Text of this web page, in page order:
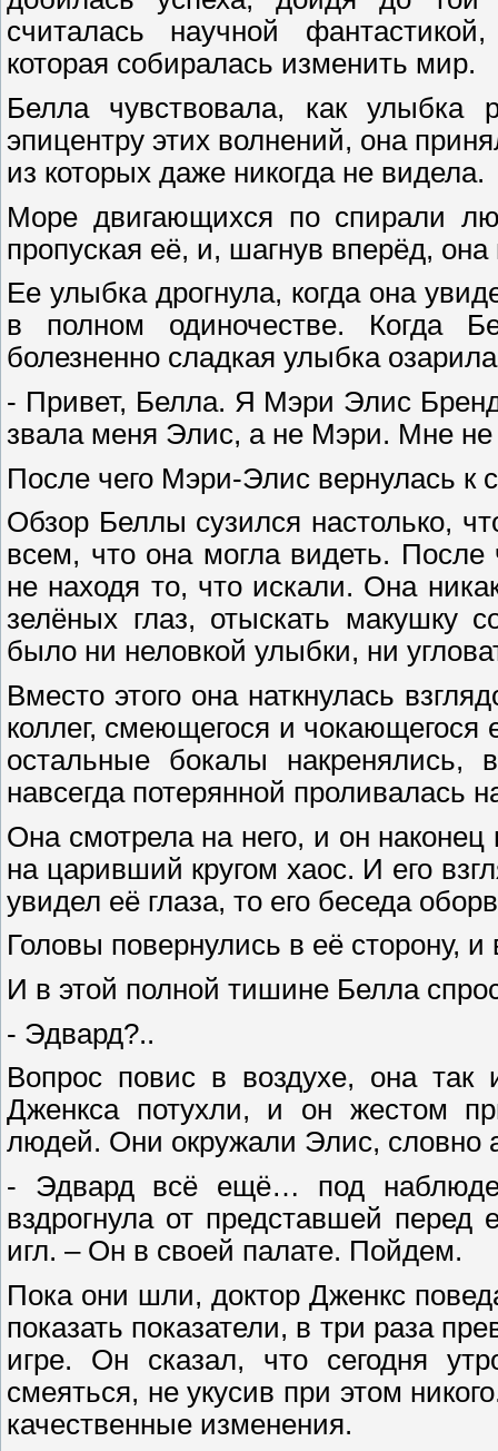
считалась научной
которая собиралась изменить мир.
Белла чувствовала, как улыбка
эпицентру этих волнений, она
из которых даже никогда не видела.
Море двигающихся по спирали
пропуская её, и, шагнув вперёд,
Ее улыбка дрогнула, когда она
в полном одиночестве. Когда
болезненно сладкая улыбка
- Привет, Белла. Я Мэри Элис
звала меня Элис, а не Мэри. Мне
После чего Мэри-Элис вернулась к
Обзор Беллы сузился настолько,
всем, что она могла видеть. После
не находя то, что искали. Она
зелёных глаз, отыскать макушку
было ни неловкой улыбки, ни
Вместо этого она наткнулась
коллег, смеющегося и чокающегося
остальные бокалы накренялись,
навсегда потерянной проливалась
Она смотрела на него, и он наконец
на царивший кругом хаос. И его
увидел её глаза, то его беседа
Головы повернулись в её сторону,
И в этой полной тишине Белла
- Эдвард?..
Вопрос повис в воздухе, она так
Дженкса потухли, и он жестом
людей. Они окружали Элис, словно
- Эдвард всё ещё… под
вздрогнула от представшей
игл. – Он в своей палате. Пойдем.
Пока они шли, доктор Дженкс
показать показатели, в три раза
игре. Он сказал, что сегодня
смеяться, не укусив при этом
качественные изменения.